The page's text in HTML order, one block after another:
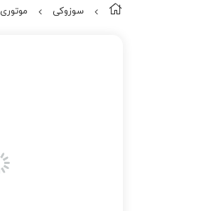
سوزوکی موتوری